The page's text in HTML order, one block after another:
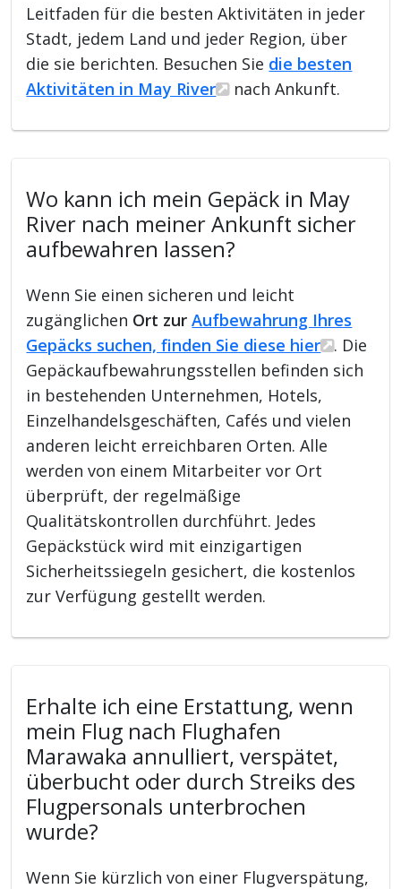
Leitfaden für die besten Aktivitäten in jeder
Stadt, jedem Land und jeder Region, über
die sie berichten. Besuchen Sie die besten
Aktivitäten in May River
nach Ankunft.
Wo kann ich mein Gepäck in May
River nach meiner Ankunft sicher
aufbewahren lassen?
Wenn Sie einen sicheren und leicht
zugänglichen Ort zurAufbewahrung Ihres
Gepäcks suchen, finden Sie diese hier
. Die
Gepäckaufbewahrungsstellen befinden sich
in bestehenden Unternehmen, Hotels,
Einzelhandelsgeschäften, Cafés und vielen
anderen leicht erreichbaren Orten. Alle
werden von einem Mitarbeiter vor Ort
überprüft, der regelmäßige
Qualitätskontrollen durchführt. Jedes
Gepäckstück wird mit einzigartigen
Sicherheitssiegeln gesichert, die kostenlos
zur Verfügung gestellt werden.
Erhalte ich eine Erstattung, wenn
mein Flug nach Flughafen
Marawaka annulliert, verspätet,
überbucht oder durch Streiks des
Flugpersonals unterbrochen
wurde?
Wenn Sie kürzlich von einer Flugverspätung,